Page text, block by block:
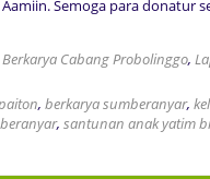
Semoga para donatur
Berkarya Cabang Probolinggo,
, berkarya sumberanyar,
, santunan anak yatim